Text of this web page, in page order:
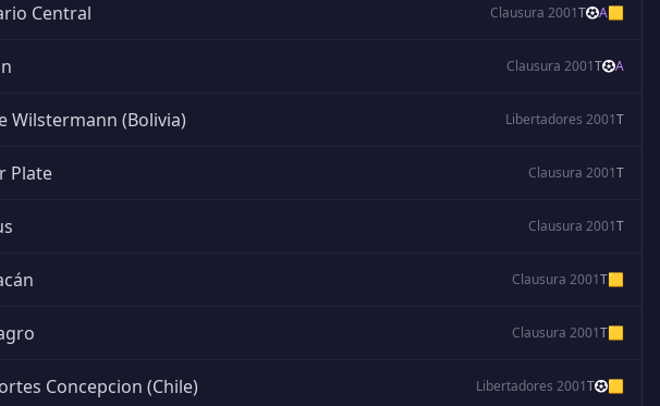
Central Clausura 2001T A🟨
Clausura 2001T A
Wilstermann (Bolivia) Libertadores 2001T
Plate Clausura 2001T
Clausura 2001T
Clausura 2001T🟨
Clausura 2001T🟨
Concepcion (Chile) Libertadores 2001T 🟨